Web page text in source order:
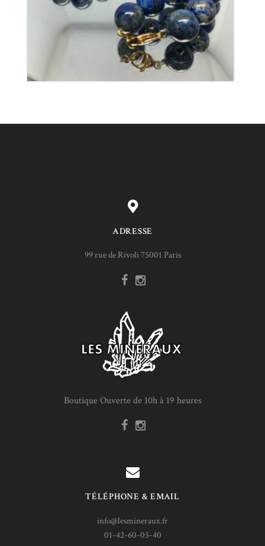
ADRESSE
99 rue de Rivoli 75001 Paris
Boutique Ouverte de 10h à 19 heures
TÉLÉPHONE & EMAIL
info@lesmineraux.fr
01-42-60-05-40